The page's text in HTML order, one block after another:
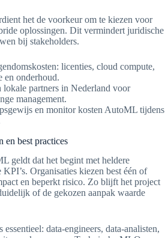
het de voorkeur om te kiezen voor
oplossingen. Dit vermindert juridische
bij stakeholders.
licenties, cloud compute,
en onderhoud.
lokale partners in Nederland voor
management.
en monitor kosten AutoML tijdens
en best practices
geldt dat het begint met heldere
KPI’s. Organisaties kiezen best één of
en beperkt risico. Zo blijft het project
of de gekozen aanpak waarde
data-engineers, data-analisten,